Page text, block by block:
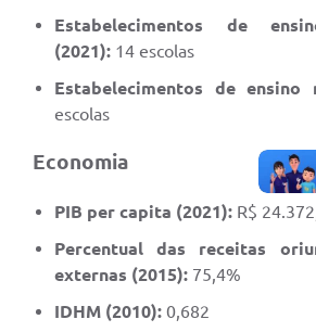
Estabelecimentos de
(2021): 14 escolas
Estabelecimentos de ensino
escolas
Economia
PIB per capita (2021): R$
Percentual das receitas
externas (2015): 75,4%
IDHM (2010): 0,682